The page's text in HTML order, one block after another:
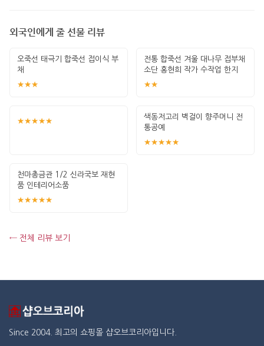
외국인에게 줄 선물 리뷰
오죽선 태극기 합죽선 접이식 부
채
★★★
전통 합죽선 겨울 대나무 접부채
소단 홍현희 작가 수작업 한지
그림 고급
★★
★★★★★
색동저고리 벽걸이 향주머니 전
통공예
★★★★★
천마총금관 1/2 신라국보 재현
품 인테리어소품
★★★★★
← 전체 리뷰 보기
Since 2004. 최고의 쇼핑몰 샵오브코리아입니다.